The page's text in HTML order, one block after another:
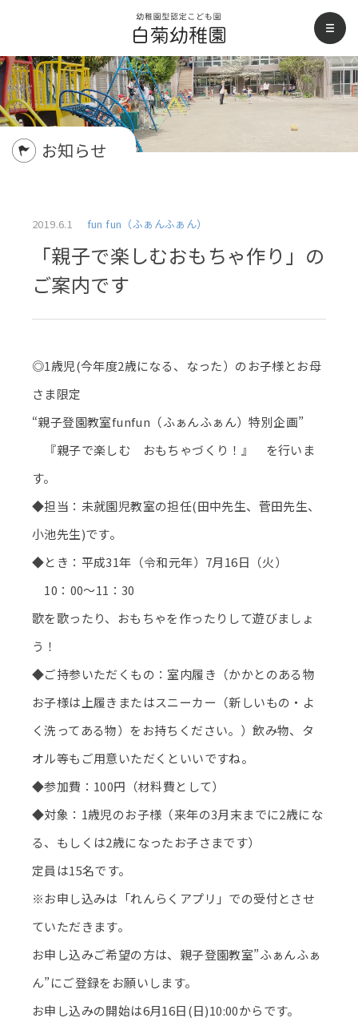
お知らせ
2019.6.1 fun fun（ふぁんふぁん）
「親子で楽しむおもちゃ作り」の
ご案内です
◎1歳児(今年度2歳になる、なった）のお子様とお母
さま限定
“親子登園教室funfun（ふぁんふぁん）特別企画”
『親子で楽しむ おもちゃづくり！』 を行いま
す。
◆担当：未就園児教室の担任(田中先生、菅田先生、
小池先生)です。
◆とき：平成31年（令和元年）7月16日（火）
10：00～11：30
歌を歌ったり、おもちゃを作ったりして遊びましょ
う！
◆ご持参いただくもの：室内履き（かかとのある物
お子様は上履きまたはスニーカー（新しいもの・よ
く洗ってある物）をお持ちください。）飲み物、タ
オル等もご用意いただくといいですね。
◆参加費：100円（材料費として）
◆対象：1歳児のお子様（来年の3月末までに2歳にな
る、もしくは2歳になったお子さまです）
定員は15名です。
※お申し込みは「れんらくアプリ」での受付とさせ
ていただきます。
お申し込みご希望の方は、親子登園教室”ふぁんふぁ
ん”にご登録をお願いします。
お申し込みの開始は6月16日(日)10:00からです。